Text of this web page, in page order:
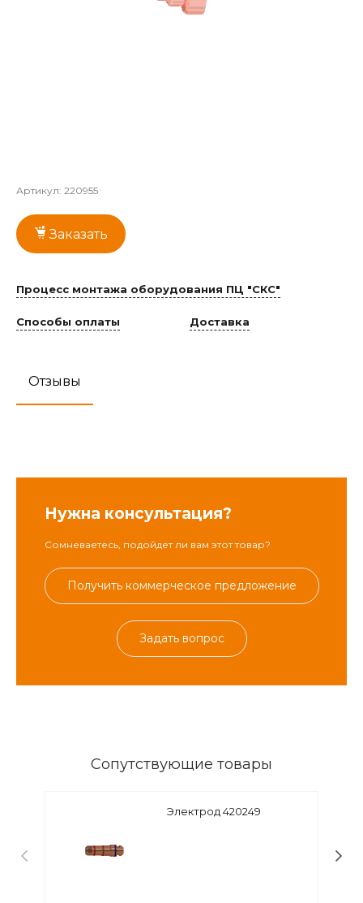
Артикул: 220955
Заказать
Процесс монтажа оборудования ПЦ "СКС"
Способы оплаты Доставка
Отзывы
Нужна консультация?
Сомневаетесь, подойдет ли вам этот товар?
Получить коммерческое предложение
Задать вопрос
Сопутствующие товары
Электрод 420249